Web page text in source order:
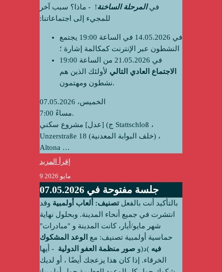
فيالمرحلة الساخنة! ‫ - ماذا؟ سبب آخر
للمجيء إلى اجتماعاتنا:
في 14.05.2026 في الساعة 19:00 يجتمع
النشطون عبر الإنترنت كمكالمة إشارة ؛
في 21.05.2026 من الساعة 19:00
الاجتماع العادي التالي لأولئك الذين هم
نشطون ومهتمون.
الخميس، 07.05.2026
7:00 مساءً.
‌ج) [عدل] مشروع سكني Stattschloß ،
Unzerstraße 18 (خلف البوابة المعدنية) ،
Altona …
إقرأ المزيد
9 مايو 2026
جلسة مفتوحة في 07.05.2026
بالتأكيد أنت بالفعلتصنيف: ألعاب أولمبية وقد
انتشرت في جميع أنحاء المدينة. وبحلول نهاية
شهر مايو/أيار، كانت المدينة و "مبادرات"
حماسية أولمبية تصنيف: مع
الوعد المشكوك
فيه )د(وصور منظمة العفو الدولية ‫ - أيها
الخرقاء. إذا كان هذا يزعجك أيضًا ، أو لديك